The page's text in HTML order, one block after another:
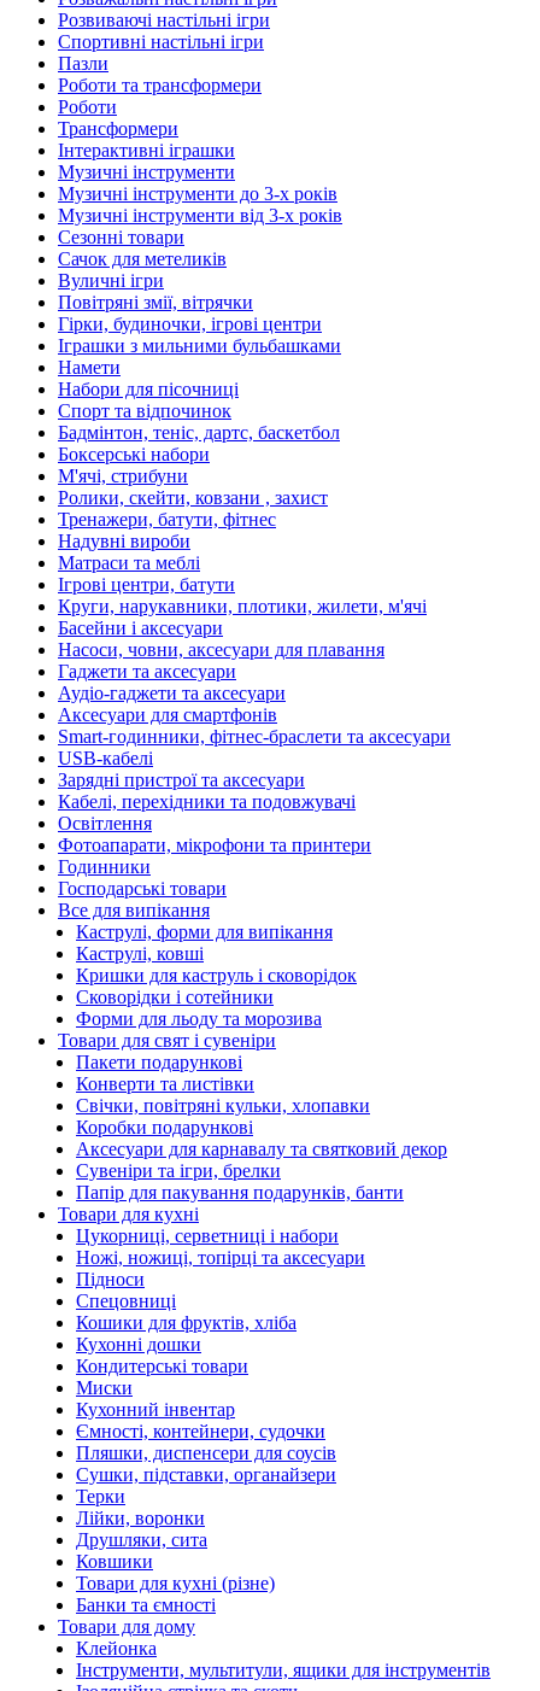
Розвиваючі настільні ігри
Спортивні настільні ігри
Пазли
Роботи та трансформери
Роботи
Трансформери
Інтерактивні іграшки
Музичні інструменти
Музичні інструменти до 3-х років
Музичні інструменти від 3-х років
Сезонні товари
Сачок для метеликів
Вуличні ігри
Повітряні змії, вітрячки
Гірки, будиночки, ігрові центри
Іграшки з мильними бульбашками
Намети
Набори для пісочниці
Спорт та відпочинок
Бадмінтон, теніс, дартс, баскетбол
Боксерські набори
М'ячі, стрибуни
Ролики, скейти, ковзани , захист
Тренажери, батути, фітнес
Надувні вироби
Матраси та меблі
Ігрові центри, батути
Круги, нарукавники, плотики, жилети, м'ячі
Басейни і аксесуари
Насоси, човни, аксесуари для плавання
Гаджети та аксесуари
Аудіо-гаджети та аксесуари
Аксесуари для смартфонів
Smart-годинники, фітнес-браслети та аксесуари
USB-кабелі
Зарядні пристрої та аксесуари
Кабелі, перехідники та подовжувачі
Освітлення
Фотоапарати, мікрофони та принтери
Годинники
Господарські товари
Все для випікання
Каструлі, форми для випікання
Каструлі, ковші
Кришки для каструль і сковорідок
Сковорідки і сотейники
Форми для льоду та морозива
Товари для свят і сувеніри
Пакети подарункові
Конверти та листівки
Свічки, повітряні кульки, хлопавки
Коробки подарункові
Аксесуари для карнавалу та святковий декор
Сувеніри та ігри, брелки
Папір для пакування подарунків, банти
Товари для кухні
Цукорниці, серветниці і набори
Ножі, ножиці, топірці та аксесуари
Підноси
Спецовниці
Кошики для фруктів, хліба
Кухонні дошки
Кондитерські товари
Миски
Кухонний інвентар
Ємності, контейнери, судочки
Пляшки, диспенсери для соусів
Сушки, підставки, органайзери
Терки
Лійки, воронки
Друшляки, сита
Ковшики
Товари для кухні (різне)
Банки та ємності
Товари для дому
Клейонка
Інструменти, мультитули, ящики для інструментів